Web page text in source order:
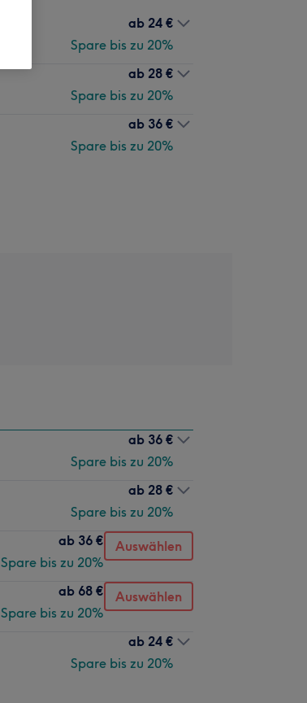
ab 24 €
Spare bis zu 20%
ab 28 €
Spare bis zu 20%
ab 36 €
Spare bis zu 20%
ab 36 €
Spare bis zu 20%
ab 28 €
Spare bis zu 20%
ab 36 €
Spare bis zu 20%
Auswählen
ab 68 €
Spare bis zu 20%
Auswählen
ab 24 €
Spare bis zu 20%